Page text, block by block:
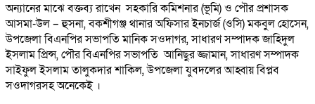
অন্যানের মাঝে বক্তব্য রাখেন সহকারি কমিশনার (ভূমি) ও পৌর প্রশাসক
আসমা-উল – হুসনা, বকশীগঞ্জ থানার অফিসার ইনচার্জ (ওসি) মকবুল হোসেন,
উপজেলা বিএনপির সভাপতি মানিক সওদাগর, সাধারণ সম্পাদক জাহিদুল
ইসলাম প্রিন্স, পৌর বিএনপির সভাপতি আনিছুর জ্জামান, সাধারণ সম্পাদক
সাইফুল ইসলাম তালুকদার শাকিল, উপজেলা যুবদলের আহ্বায় বিপ্লব
সওদাগরসহ অনেকেই ।